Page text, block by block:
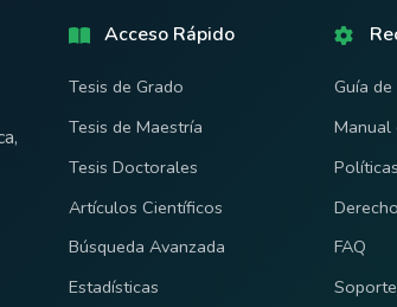
Acceso Rápido
Tesis de Grado
Tesis de Maestría
Tesis Doctorales
Artículos Científicos
Búsqueda Avanzada
Estadísticas
Guía
Manual
FAQ